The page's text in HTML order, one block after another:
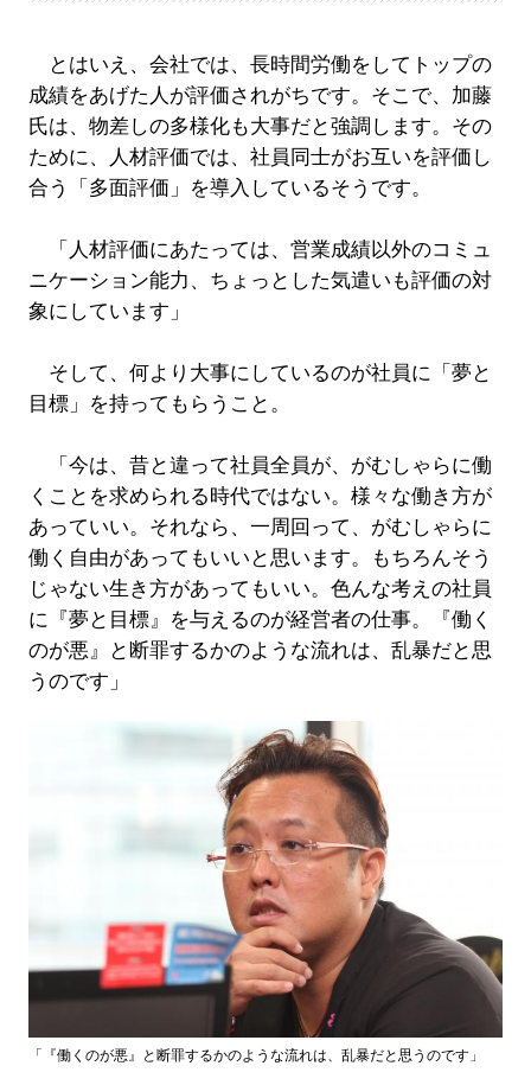
とはいえ、会社では、長時間労働をしてトップの
成績をあげた人が評価されがちです。そこで、加藤
氏は、物差しの多様化も大事だと強調します。その
ために、人材評価では、社員同士がお互いを評価し
合う「多面評価」を導入しているそうです。
「人材評価にあたっては、営業成績以外のコミュ
ニケーション能力、ちょっとした気遣いも評価の対
象にしています」
そして、何より大事にしているのが社員に「夢と
目標」を持ってもらうこと。
「今は、昔と違って社員全員が、がむしゃらに働
くことを求められる時代ではない。様々な働き方が
あっていい。それなら、一周回って、がむしゃらに
働く自由があってもいいと思います。もちろんそう
じゃない生き方があってもいい。色んな考えの社員
に『夢と目標』を与えるのが経営者の仕事。『働く
のが悪』と断罪するかのような流れは、乱暴だと思
うのです」
「『働くのが悪』と断罪するかのような流れは、乱暴だと思うのです」